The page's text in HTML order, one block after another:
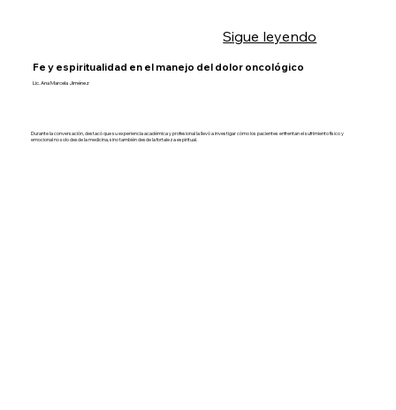
Sigue leyendo
Fe y espiritualidad en el manejo del dolor oncológico
Lic. Ana Marcela Jiménez
Durante la conversación, destacó que su experiencia académica y profesional la llevó a investigar cómo los pacientes enfrentan el sufrimiento físico y
emocional no solo desde la medicina, sino también desde la fortaleza espiritual.